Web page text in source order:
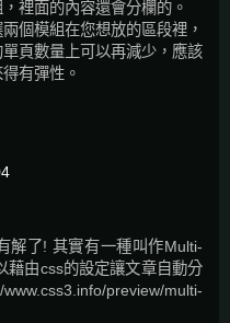
裡面的內容還會分欄的。
個模組在您想放的區段裡，
頁數量上可以再減少，應該
有彈性。
解了! 其實有一種叫作Multi-
藉由css的設定讓文章自動分
preview/multi-